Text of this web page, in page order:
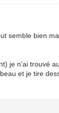
semble bien
je n'ai trouvé
et je tire